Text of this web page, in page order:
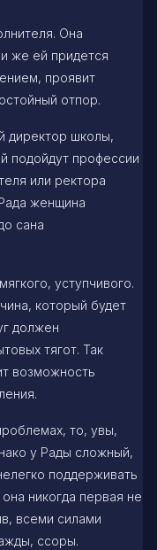
Она
же ей придется
проявит
отпор.
директор школы,
подойдут профессии
или ректора
женщина
сана
уступчивого.
который будет
должен
тягот. Так
возможность
то, увы,
у Рады сложный,
поддерживать
никогда первая не
всеми силами
ссоры.